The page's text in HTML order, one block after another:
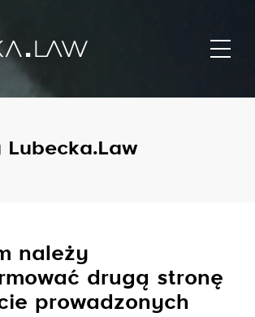
Lubecka.Law
należy
drugą stronę
prowadzonych